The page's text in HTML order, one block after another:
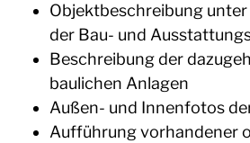
Objektbeschreibung
der Bau- und
Beschreibung der
baulichen Anlagen
Außen- und Innenfotos
Aufführung vorhandener